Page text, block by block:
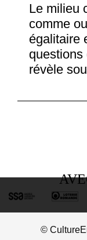
Le milieu
comme
égalitaire
révèle
©